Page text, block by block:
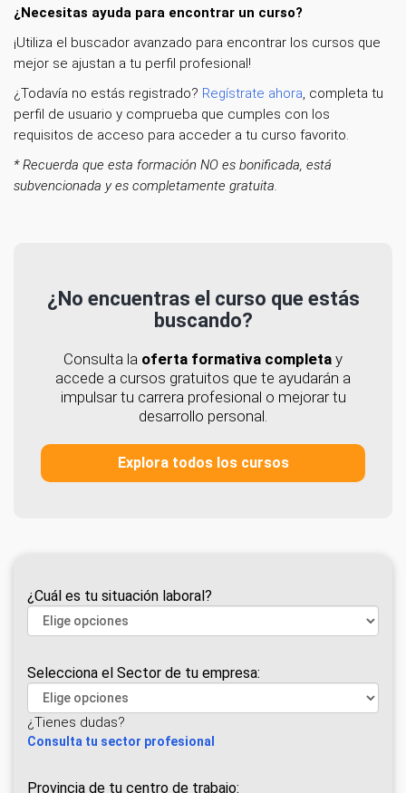
¿Necesitas ayuda para encontrar un curso?
¡Utiliza el buscador avanzado para encontrar los cursos que
mejor se ajustan a tu perfil profesional!
¿Todavía no estás registrado? Regístrate ahora, completa tu
perfil de usuario y comprueba que cumples con los
requisitos de acceso para acceder a tu curso favorito.
* Recuerda que esta formación NO es bonificada, está
subvencionada y es completamente gratuita.
¿No encuentras el curso que estás
buscando?
Consulta la oferta formativa completa y
accede a cursos gratuitos que te ayudarán a
impulsar tu carrera profesional o mejorar tu
desarrollo personal.
Explora todos los cursos
¿Cuál es tu situación laboral?
Selecciona el Sector de tu empresa:
¿Tienes dudas?
Consulta tu sector profesional
Provincia de tu centro de trabajo: